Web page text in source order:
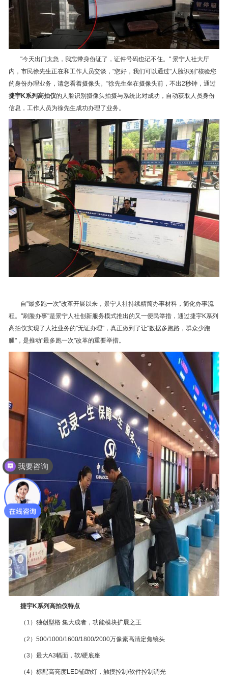
"今天出门太急，我忘带身份证了，证件号码也记不住。" 景宁人社大厅
内，市民徐先生正在和工作人员交谈，"您好，我们可以通过"人脸识别"核验您
的身份办理业务，请您看着摄像头。"徐先生坐在摄像头前，不出2秒钟，通过
捷宇K系列高拍仪的人脸识别摄像头拍摄与系统比对成功，自动获取人员身份
信息，工作人员为徐先生成功办理了业务。
自"最多跑一次"改革开展以来，景宁人社持续精简办事材料，简化办事流
程。"刷脸办事"是景宁人社创新服务模式推出的又一便民举措，通过捷宇K系列
高拍仪实现了人社业务的"无证办理"，真正做到了让"数据多跑路，群众少跑
腿"，是推动"最多跑一次"改革的重要举措。
捷宇K系列高拍仪特点
（1）独创型格 集大成者，功能模块扩展之王
（2）500/1000/1600/1800/2000万像素高清定焦镜头
（3）最大A3幅面，软/硬底座
（4）标配高亮度LED辅助灯，触摸控制/软件控制调光
我要咨询